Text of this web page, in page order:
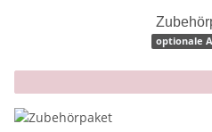
optionale
x